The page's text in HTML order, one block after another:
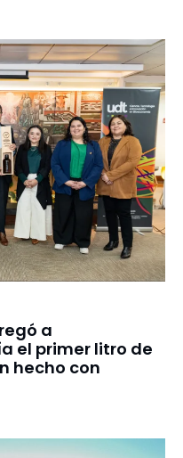
a
el primer litro de
hecho con